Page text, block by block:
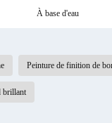
À base d'eau
Peinture de finition de
brillant